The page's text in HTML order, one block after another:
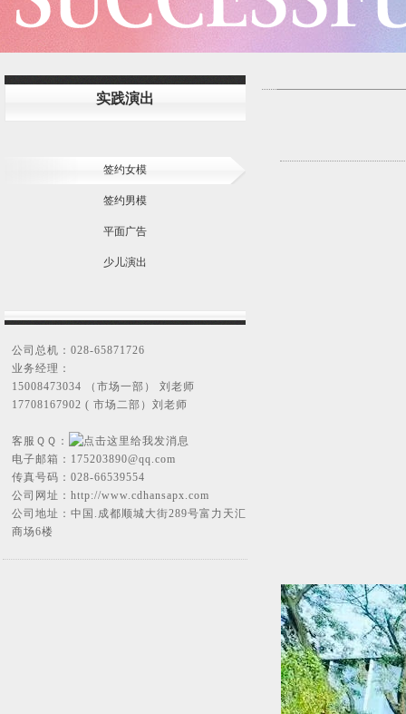
实践演出
签约女模
签约男模
平面广告
少儿演出
公司总机：028-65871726
业务经理：
15008473034 （市场一部） 刘老师
17708167902 ( 市场二部）刘老师
客服ＱＱ：
电子邮箱： 175203890@qq.com
传真号码：028-66539554
公司网址： http://www.cdhansapx.com
公司地址：中国.成都顺城大街289号富力天汇
商场6楼